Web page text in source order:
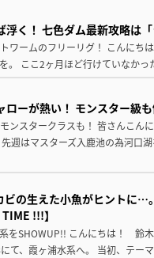
浮く！ 七色ダム最新攻略は
ワームのフリーリグ！ こんに
。 ここ2ヶ月ほど行けていなか
ローが熱い！ モンスター級
ンスタークラスも！ 皆さんこん
週はマスターズ入鹿池の為河口
ビの生えた小魚がヒントに
!!!】
をSHOWUP!! こんにちは！ 鈴
にて、霞ヶ浦水系へ。 当初、テ